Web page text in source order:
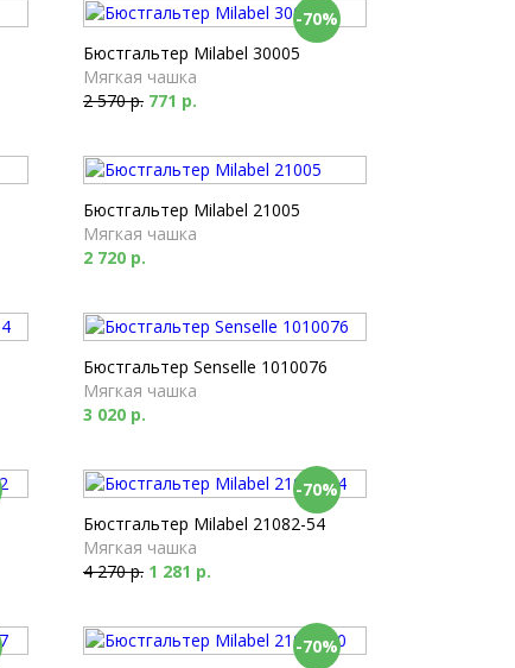
-70%
Бюстгальтер Milabel 30005
Мягкая чашка
2 570 р. 771 р.
Бюстгальтер Milabel 21005
Мягкая чашка
2 720 р.
Бюстгальтер Senselle 1010076
Мягкая чашка
3 020 р.
-70%
Бюстгальтер Milabel 21082-54
Мягкая чашка
4 270 р. 1 281 р.
-70%